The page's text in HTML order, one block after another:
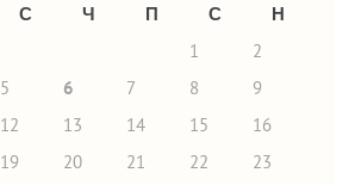
С Ч П С
Н
1
2
5 6 7 8
9
12 13 14 15
16
19 20 21 22
23